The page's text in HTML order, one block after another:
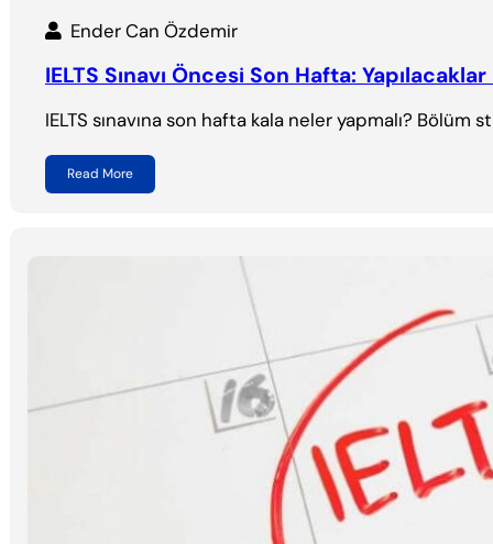
Ender Can Özdemir
IELTS Sınavı Öncesi Son Hafta:
IELTS sınavına son hafta kala neler yapmalı? Bölüm
Read More